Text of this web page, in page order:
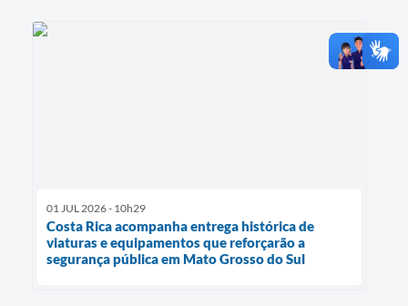
01 JUL 2026 - 10h29
Costa Rica acompanha entrega histórica de
viaturas e equipamentos que reforçarão a
segurança pública em Mato Grosso do Sul